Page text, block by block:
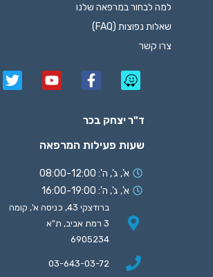
ד"ר יצחק בכר
ברודצקי 43, כניסה א', קומה
3 רמת אביב, ת"א
6905234
03-643-03-72
שעות פעילות המרפאה
א', ג', ה': 08:00-12:00
א', ג', ה': 16:00-19:00
למה לבחור במרפאה שלנו
שאלות נפוצות (FAQ)
צרו קשר